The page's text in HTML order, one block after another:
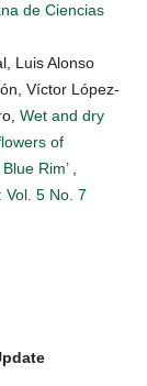
de Ciencias
Luis Alonso
Víctor López-
Wet and dry
of
Rim’ ,
Vol. 5 No. 7